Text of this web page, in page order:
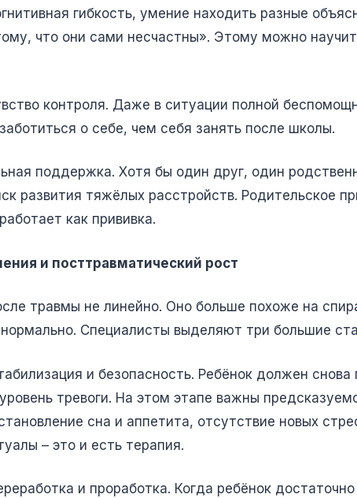
гибкость, умение находить разные
что они сами несчастны». Этому можно
контроля. Даже в ситуации полной
о себе, чем себя занять после школы.
поддержка. Хотя бы один друг, один
развития тяжёлых расстройств. Родительское
как прививка.
и посттравматический рост
травмы не линейно. Оно больше похоже на
Специалисты выделяют три большие
и безопасность. Ребёнок должен
тревоги. На этом этапе важны
сна и аппетита, отсутствие новых
– это и есть терапия.
и проработка. Когда ребёнок